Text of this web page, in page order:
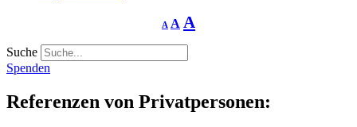
A
Schriftgrösse
verringern
A Schriftgrösse
zurücksetzen
A
Suche
Spenden
Referenzen von Privatpersonen: